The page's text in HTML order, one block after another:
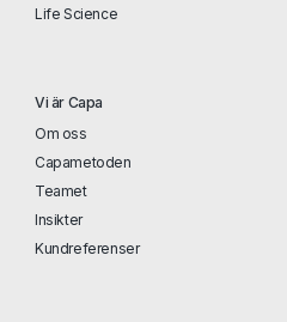
Life Science
Vi är Capa
Om oss
Capametoden
Teamet
Insikter
Kundreferenser